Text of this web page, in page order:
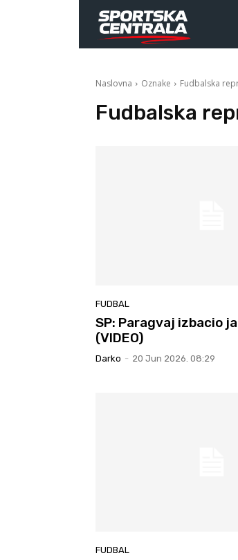
Naslovna Oznake Fudbalska
Fudbalska
FUDBAL
SP: Paragvaj izbacio
(VIDEO)
Darko - 20 Jun 2026. 08:29
FUDBAL